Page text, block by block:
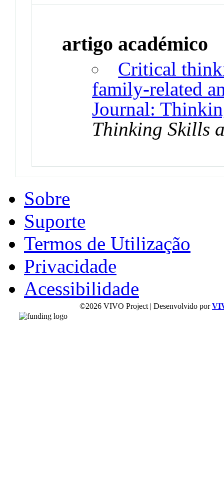
artigo académico
Critical
family-related
Journal:
Thinking Skills
Sobre
Suporte
Termos de Utilização
Privacidade
Acessibilidade
©2026 VIVO Project | Desenvolvido por